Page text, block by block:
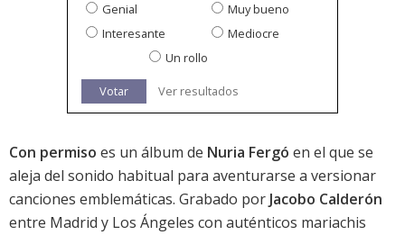
Genial
Muy bueno
Interesante
Mediocre
Un rollo
Votar Ver resultados
Con permiso es un álbum de Nuria Fergó en el que se
aleja del sonido habitual para aventurarse a versionar
canciones emblemáticas. Grabado por Jacobo Calderón
entre Madrid y Los Ángeles con auténticos mariachis